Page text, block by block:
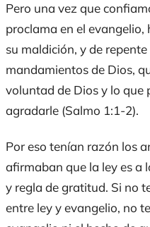
Pero una vez que
proclama en el evangelio,
su maldición, y de
mandamientos de Dios,
voluntad de Dios y lo que
agradarle (Salmo 1:1-2).
Por eso tenían razón los
afirmaban que la ley es a
y regla de gratitud. Si no
entre ley y evangelio, no